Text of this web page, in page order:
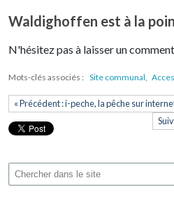
Waldighoffen est à la
N'hésitez pas à laisser un
Mots-clés associés : Site communal,
« Précédent : i-peche, la pêche sur